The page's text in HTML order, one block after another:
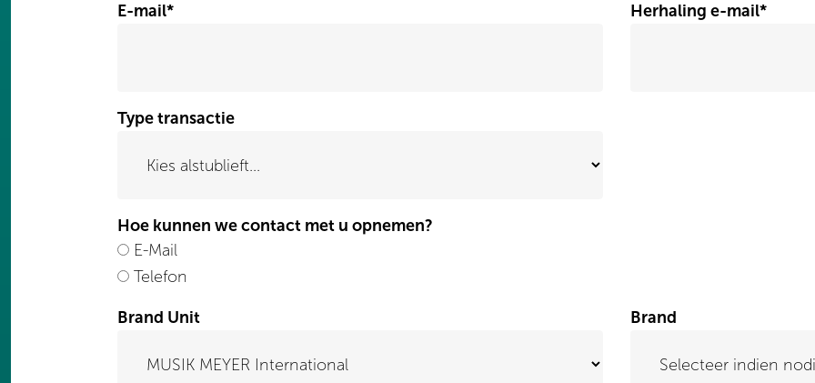
E-mail* Herhaling e-mail*
Type transactie
Hoe kunnen we contact met u opnemen?
E-Mail
Telefon
Brand Unit Brand